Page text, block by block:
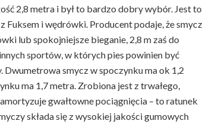
2,8 metra i był to bardzo dobry wybór. Jest to
Fuksem i wędrówki. Producent podaje, że smycz
lub spokojniejsze bieganie, 2,8 m zaś do
sportów, w których pies powinien być
Dwumetrowa smycz w spoczynku ma ok 1,2
ma 1,7 metra. Zrobiona jest z trwałego,
gwałtowne pociągnięcia – to ratunek
składa się z wysokiej jakości gumowych